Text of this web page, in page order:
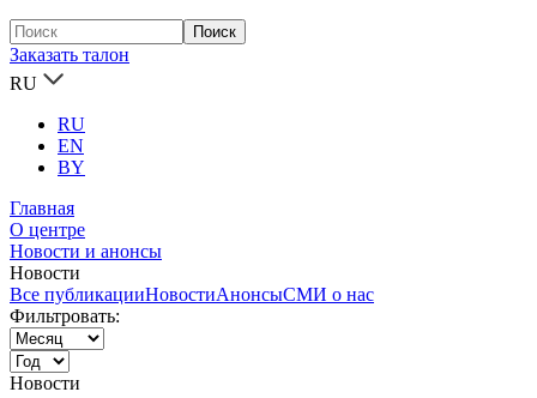
Заказать талон
RU
RU
EN
BY
Главная
О центре
Новости и анонсы
Новости
Все публикацииНовостиАнонсыСМИ о нас
Фильтровать:
Новости